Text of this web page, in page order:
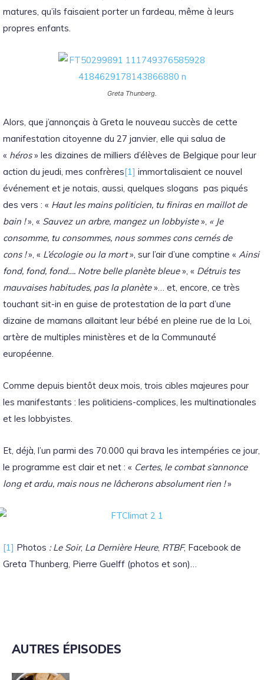
matures, qu’ils faisaient porter un fardeau, même à leurs
propres enfants.
Greta Thunberg.
Alors, que j’annonçais à Greta le nouveau succès de cette
manifestation citoyenne du 27 janvier, elle qui salua de
« héros» les dizaines de milliers d’élèves de Belgique pour leur
action du jeudi, mes confrères[1] immortalisaient ce nouvel
événement et je notais, aussi, quelques slogans pas piqués
des vers : « Haut les mains politicien, tu finiras en maillot de
bain !», « Sauvez un arbre, mangez un lobbyiste», « Je
consomme, tu consommes, nous sommes cons cernés de
cons !», « L’écologie ou la mort», sur l’air d’une comptine « Ainsi
fond, fond, fond…. Notre belle planète bleue», « Détruis tes
mauvaises habitudes, pas la planète»… et, encore, ce très
touchant sit-in en guise de protestation de la part d’une
dizaine de mamans allaitant leur bébé en pleine rue de la Loi,
artère de multiples ministères et de la Communauté
européenne.
Comme depuis bientôt deux mois, trois cibles majeures pour
les manifestants : les politiciens-complices, les multinationales
et les lobbyistes.
Et, déjà, l’un parmi des 70.000 qui brava les intempéries ce jour,
le programme est clair et net : « Certes, le combat s’annonce
long et ardu, mais nous ne lâcherons absolument rien !»
[1] Photos : Le Soir, La Dernière Heure, RTBF, Facebook de
Greta Thunberg, Pierre Guelff (photos et son)…
AUTRES ÉPISODES